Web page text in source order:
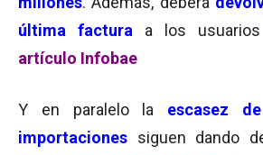
última factura
a los
artículo Infobae
Y en paralelo la escasez
importaciones siguen dando